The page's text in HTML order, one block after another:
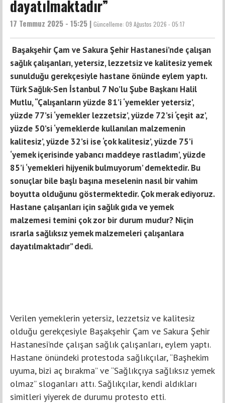
dayatılmaktadır”
17 Temmuz 2025 - 15:25 | Güncelleme: 09 Ağustos 2026 - 05:17
Başakşehir Çam ve Sakura Şehir Hastanesi’nde çalışan
sağlık çalışanları, yetersiz, lezzetsiz ve kalitesiz yemek
sunulduğu gerekçesiyle hastane önünde eylem yaptı.
Türk Sağlık-Sen İstanbul 7 No’lu Şube Başkanı Halil
Mutlu, “Çalışanların yüzde 81’i ‘yemekler yetersiz’,
yüzde 77’si ‘yemekler lezzetsiz’, yüzde 72’si ‘çeşit az’,
yüzde 50’si ‘yemeklerde kullanılan malzemenin
kalitesiz’, yüzde 32’si ise ‘çok kalitesiz’, yüzde 75’i
‘yemek içerisinde yabancı maddeye rastladım’, yüzde
85’i ‘yemekleri hijyenik bulmuyorum’ demektedir. Bu
sonuçlar bile başlı başına meselenin nasıl bir vahim
boyutta olduğunu göstermektedir. Çok merak ediyoruz.
Hastane çalışanları için sağlık gıda ve yemek
malzemesi temini çok zor bir durum mudur? Niçin
ısrarla sağlıksız yemek malzemeleri çalışanlara
dayatılmaktadır” dedi.
Verilen yemeklerin yetersiz, lezzetsiz ve kalitesiz
olduğu gerekçesiyle Başakşehir Çam ve Sakura Şehir
Hastanesi’nde çalışan sağlık çalışanları, eylem yaptı.
Hastane önündeki protestoda sağlıkçılar, “Başhekim
uyuma, bizi aç bırakma” ve “Sağlıkçıya sağlıksız yemek
olmaz” sloganları attı. Sağlıkçılar, kendi aldıkları
simitleri yiyerek de durumu protesto etti.